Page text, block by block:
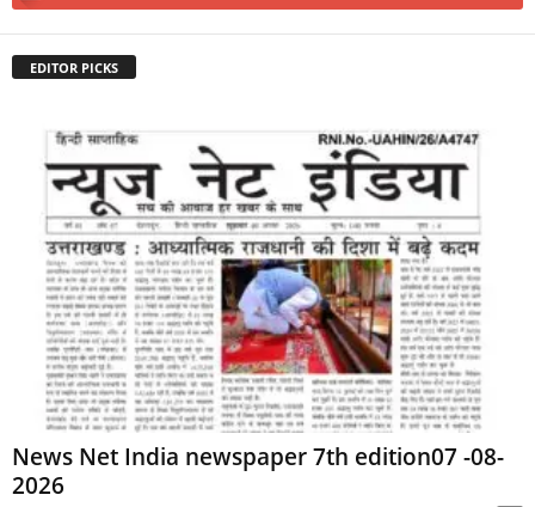
EDITOR PICKS
News Net India newspaper 7th edition07 -08-
2026